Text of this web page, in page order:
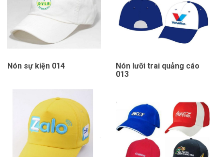
Nón sự kiện 014
Nón lưỡi trai quảng cáo
013